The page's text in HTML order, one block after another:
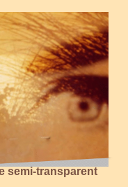
semi-transparent